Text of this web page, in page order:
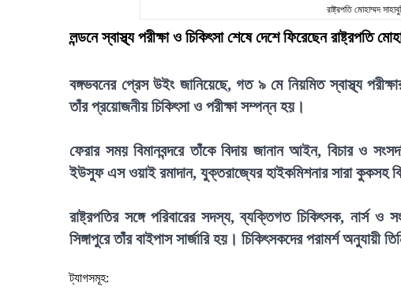
রাষ্ট্রপতি মোহাম্মদ
লন্ডনে স্বাস্থ্য পরীক্ষা ও চিকিৎসা শেষে দেশে ফিরেছেন রাষ্ট্রপতি
বঙ্গভবনের প্রেস উইং জানিয়েছে, গত ৯ মে নিয়মিত স্বাস্থ্য
তাঁর প্রয়োজনীয় চিকিৎসা ও পরীক্ষা সম্পন্ন হয়।
ফেরার সময় বিমানবন্দরে তাঁকে বিদায় জানান আইন, বিচার ও
ইউসুফ এস ওয়াই রমাদান, যুক্তরাজ্যের হাইকমিশনার সারা কুকসহ
রাষ্ট্রপতির সঙ্গে পরিবারের সদস্য, ব্যক্তিগত চিকিৎসক, নার্স
সিঙ্গাপুরে তাঁর বাইপাস সার্জারি হয়। চিকিৎসকদের পরামর্শ অনুযায়ী
ট্যাগসমূহ: